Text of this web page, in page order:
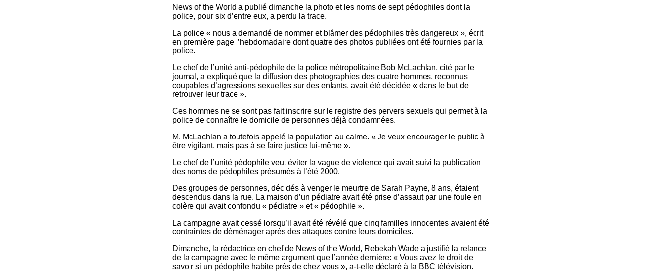
News of the World a publié dimanche la photo et les noms de sept pédophiles dont la
police, pour six d’entre eux, a perdu la trace.
La police « nous a demandé de nommer et blâmer des pédophiles très dangereux », écrit
en première page l’hebdomadaire dont quatre des photos publiées ont été fournies par la
police.
Le chef de l’unité anti-pédophile de la police métropolitaine Bob McLachlan, cité par le
journal, a expliqué que la diffusion des photographies des quatre hommes, reconnus
coupables d’agressions sexuelles sur des enfants, avait été décidée « dans le but de
retrouver leur trace ».
Ces hommes ne se sont pas fait inscrire sur le registre des pervers sexuels qui permet à la
police de connaître le domicile de personnes déjà condamnées.
M. McLachlan a toutefois appelé la population au calme. « Je veux encourager le public à
être vigilant, mais pas à se faire justice lui-même ».
Le chef de l’unité pédophile veut éviter la vague de violence qui avait suivi la publication
des noms de pédophiles présumés à l’été 2000.
Des groupes de personnes, décidés à venger le meurtre de Sarah Payne, 8 ans, étaient
descendus dans la rue. La maison d’un pédiatre avait été prise d’assaut par une foule en
colère qui avait confondu « pédiatre » et « pédophile ».
La campagne avait cessé lorsqu’il avait été révélé que cinq familles innocentes avaient été
contraintes de déménager après des attaques contre leurs domiciles.
Dimanche, la rédactrice en chef de News of the World, Rebekah Wade a justifié la relance
de la campagne avec le même argument que l’année dernière: « Vous avez le droit de
savoir si un pédophile habite près de chez vous », a-t-elle déclaré à la BBC télévision.